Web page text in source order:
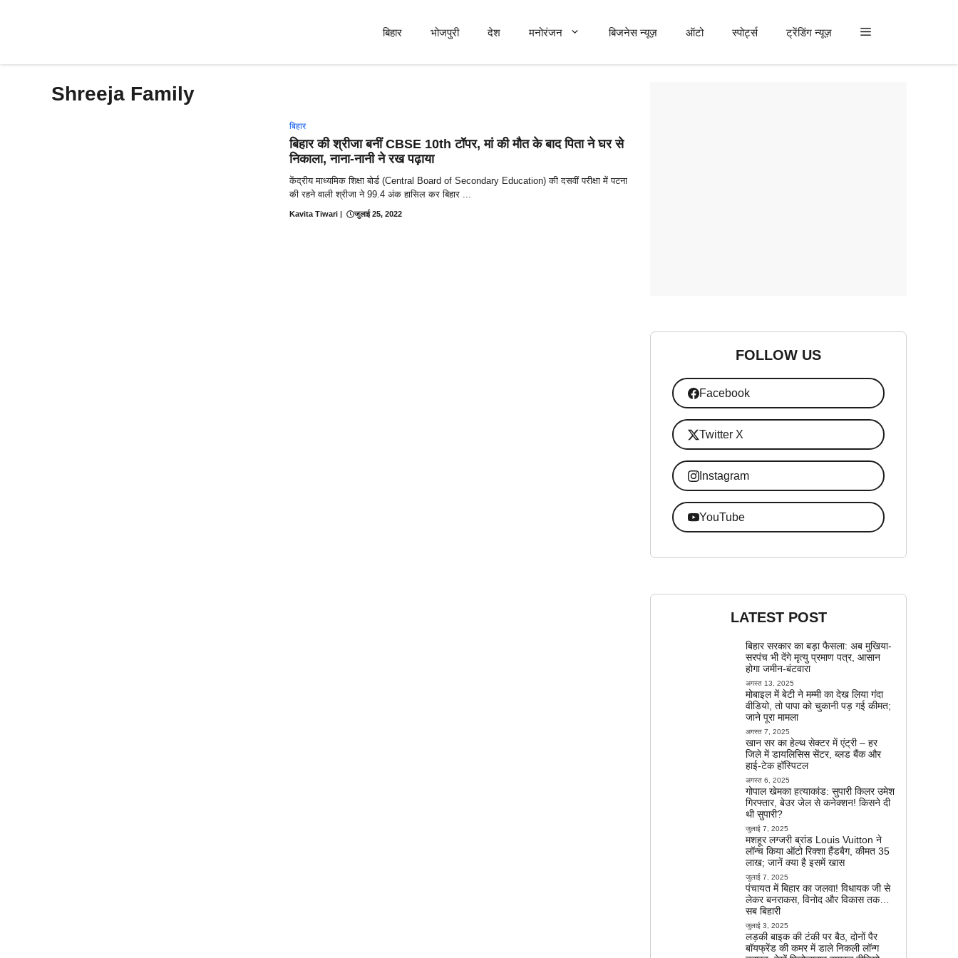
बिहार भोजपुरी देश मनोरंजन बिजनेस न्यूज़ ऑटो स्पोर्ट्स ट्रेंडिंग न्यूज़
Shreeja Family
बिहार
बिहार की श्रीजा बनीं CBSE 10th टॉपर, मां की मौत के बाद पिता ने घर से
निकाला, नाना-नानी ने रख पढ़ाया
केंद्रीय माध्यमिक शिक्षा बोर्ड (Central Board of Secondary Education) की दसवीं परीक्षा में पटना
की रहने वाली श्रीजा ने 99.4 अंक हासिल कर बिहार ...
Kavita Tiwari | जुलाई 25, 2022
FOLLOW US
Facebook
Twitter X
Instagram
YouTube
LATEST POST
बिहार सरकार का बड़ा फैसला: अब मुखिया-
सरपंच भी देंगे मृत्यु प्रमाण पत्र, आसान
होगा जमीन-बंटवारा
अगस्त 13, 2025
मोबाइल में बेटी ने मम्मी का देख लिया गंदा
वीडियो, तो पापा को चुकानी पड़ गई कीमत;
जाने पूरा मामला
अगस्त 7, 2025
खान सर का हेल्थ सेक्टर में एंट्री – हर
जिले में डायलिसिस सेंटर, ब्लड बैंक और
हाई-टेक हॉस्पिटल
अगस्त 6, 2025
गोपाल खेमका हत्याकांड: सुपारी किलर उमेश
गिरफ्तार, बेउर जेल से कनेक्शन! किसने दी
थी सुपारी?
जुलाई 7, 2025
मशहूर लग्जरी ब्रांड Louis Vuitton ने
लॉन्च किया ऑटो रिक्शा हैंडबैग, कीमत 35
लाख; जानें क्या है इसमें खास
जुलाई 7, 2025
पंचायत में बिहार का जलवा! विधायक जी से
लेकर बनराकस, विनोद और विकास तक…
सब बिहारी
जुलाई 3, 2025
लड़की बाइक की टंकी पर बैठ, दोनों पैर
बॉयफ्रेंड की कमर में डाले निकली लॉन्ग